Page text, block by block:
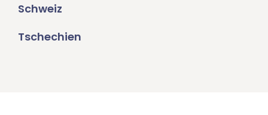
Schweiz
Tschechien